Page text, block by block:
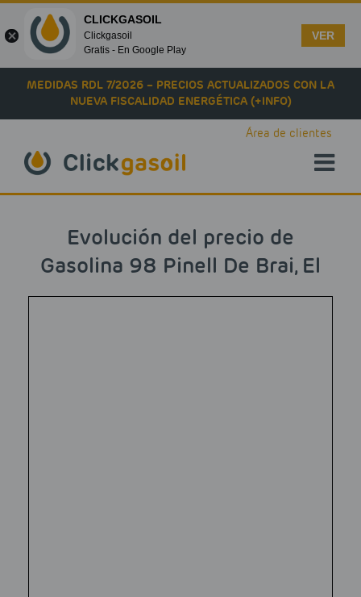
Skip to main content
MEDIDAS RDL 7/2026 – PRECIOS ACTUALIZADOS CON LA
NUEVA FISCALIDAD ENERGÉTICA (+INFO)
Área de clientes
Evolución del precio de
Gasolina 98 Pinell De Brai, El
CLICKGASOIL
Clickgasoil
Gratis - En Google Play
VER